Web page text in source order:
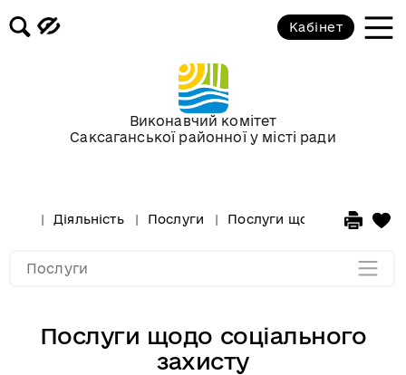
Виконавчий комітет
Саксаганської районної у місті ради
Кабінет
Діяльність Послуги Послуги щодо
Послуги щодо соціального
захисту
Послуги
Публічні послуги, що надаються у
виконкомі районної у місті ради